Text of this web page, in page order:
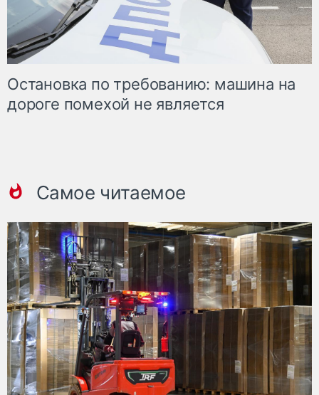
Остановка по требованию: машина на
дороге помехой не является
Самое читаемое